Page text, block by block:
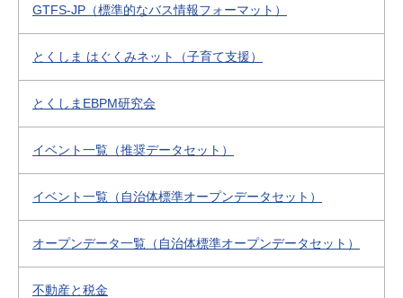
GTFS-JP（標準的なバス情報フォーマット）
とくしま はぐくみネット（子育て支援）
とくしまEBPM研究会
イベント一覧（推奨データセット）
イベント一覧（自治体標準オープンデータセット）
オープンデータ一覧（自治体標準オープンデータセット）
不動産と税金